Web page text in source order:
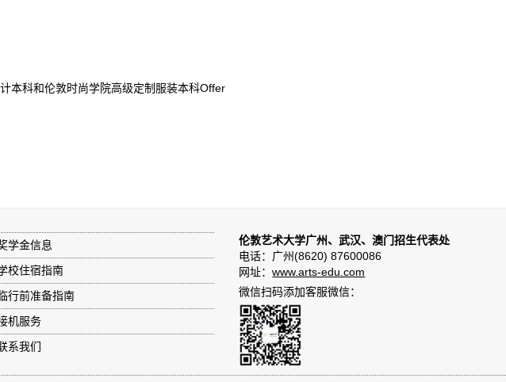
本科和伦敦时尚学院高级定制服装本科Offer
学金信息
校住宿指南
行前准备指南
机服务
系我们
伦敦艺术大学广州、武汉、澳门招生代表处
电话：广州(8620) 87600086
网址：www.arts-edu.com
微信扫码添加客服微信：